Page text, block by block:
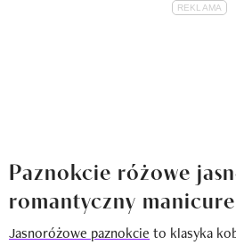
Paznokcie różowe
romantyczny
Jasnoróżowe paznokcie to klasyka